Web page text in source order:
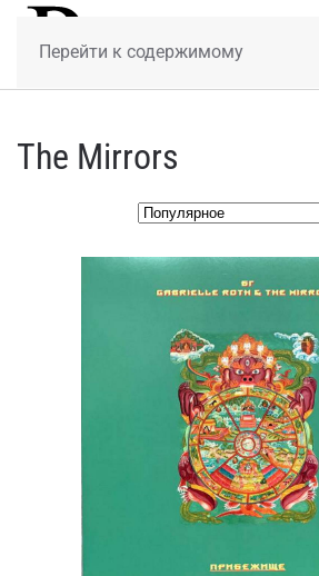
Перейти к содержимому
The Mirrors